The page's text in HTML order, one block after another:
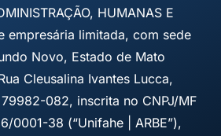
HUMANAS E
empresária limitada, com sede
Novo, Estado de Mato
Cleusalina Ivantes Lucca,
082, inscrita no CNPJ/MF
0001-38 (“Unifahe | ARBE”),